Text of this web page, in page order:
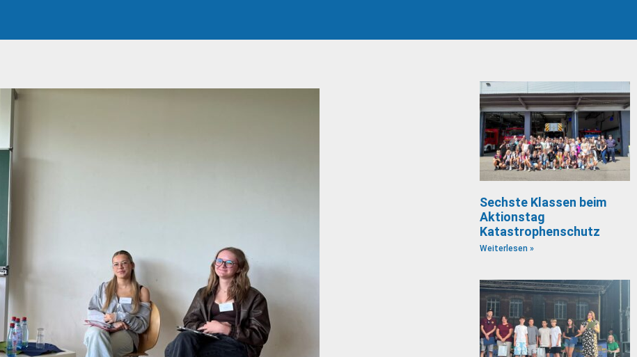
Sechste Klassen beim
Aktionstag
Katastrophenschutz
Weiterlesen »